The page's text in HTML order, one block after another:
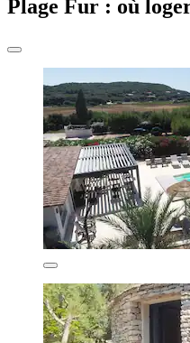
Plage Fur : où